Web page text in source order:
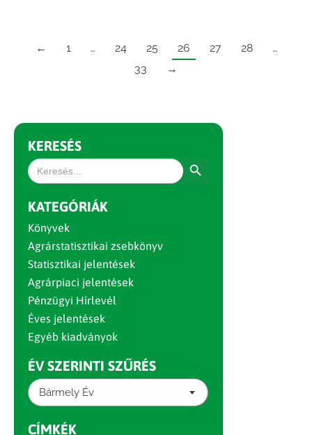
← 1 … 24 25 26 27 28
…
33
→
KERESÉS
Search
for:
KATEGÓRIÁK
Könyvek
Agrárstatisztikai zsebkönyv
Statisztikai jelentések
Agrárpiaci jelentések
Pénzügyi Hírlevél
Éves jelentések
Egyéb kiadványok
ÉV SZERINTI SZŰRÉS
Bármely Év
CÍMKÉK